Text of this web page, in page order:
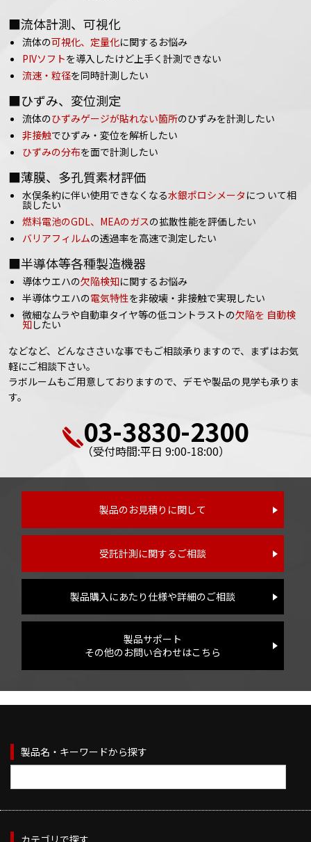
■流体計測、可視化
流体の可視化、定量化に関するお悩み
PIVソフトを導入したけど上手く計測できない
流速・粒径を同時計測したい
■ひずみ、変位測定
流体のひずみゲージが貼れない箇所のひずみを計測したい
非接触でひずみ・変位を解析したい
ひずみの分布を面で計測したい
■薄膜、多孔質素材評価
水俣条約に伴い使用できなくなる水銀ポロシメータ につ いて相
談したい
燃料電池のGDL、MEAのガスの拡散性能を評価したい
バリアフィルムの透過率を高速で測定したい
■半導体等各種製造機器
導体ウエハの欠陥検知に関するお悩み
半導体ウエハの電気特性を非破壊・非接触で実現したい
微細なムラや自動車タイヤ等の低コントラストの欠陥を 自動検
知したい
などなど、どんなささいな事でもご相談承りますので、まずはお気
軽にご相談下さい。
ラボルームもご用意しておりますので、デモや製品の見学も承りま
す。
03-3830-2300
（受付時間:平日 9:00-18:00）
製品のお見積りに関して
受託計測に関するご相談
製品購入にあたり仕様や詳細のご相談
製品サポート
その他のお問い合わせはこちら
製品名・キーワードから探す